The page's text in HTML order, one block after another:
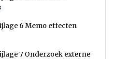
6 Memo effecten
7 Onderzoek externe